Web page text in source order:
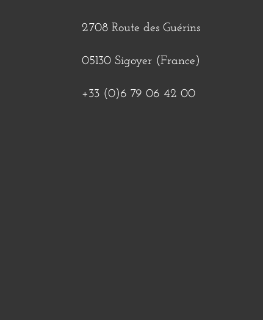
2708 Route des Guérins
05130 Sigoyer (France)
+33 (0)6 79 06 42 00